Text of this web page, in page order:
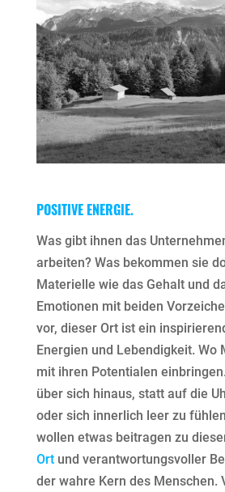
POSITIVE ENERGIE.
Was gibt ihnen das
arbeiten? Was bekommen sie
Materielle wie das Gehalt und
Emotionen mit beiden
vor, dieser Ort ist ein
Energien und Lebendigkeit. Wo
mit ihren Potentialen
über sich hinaus, statt auf die
oder sich innerlich leer zu
wollen etwas beitragen zu
Ort und verantwortungsvoller
der wahre Kern des Menschen.